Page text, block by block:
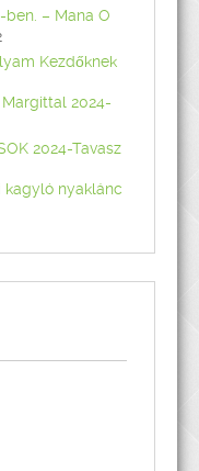
– Mana O
Kezdőknek
Margittal 2024-
2024-Tavasz
kagyló nyaklánc